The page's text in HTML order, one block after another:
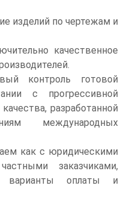
изделий по чертежам и
качественное
контроль готовой
с прогрессивной
разработанной
международных
как с юридическими
заказчиками,
варианты оплаты и